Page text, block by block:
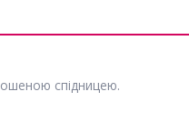
спідницею.